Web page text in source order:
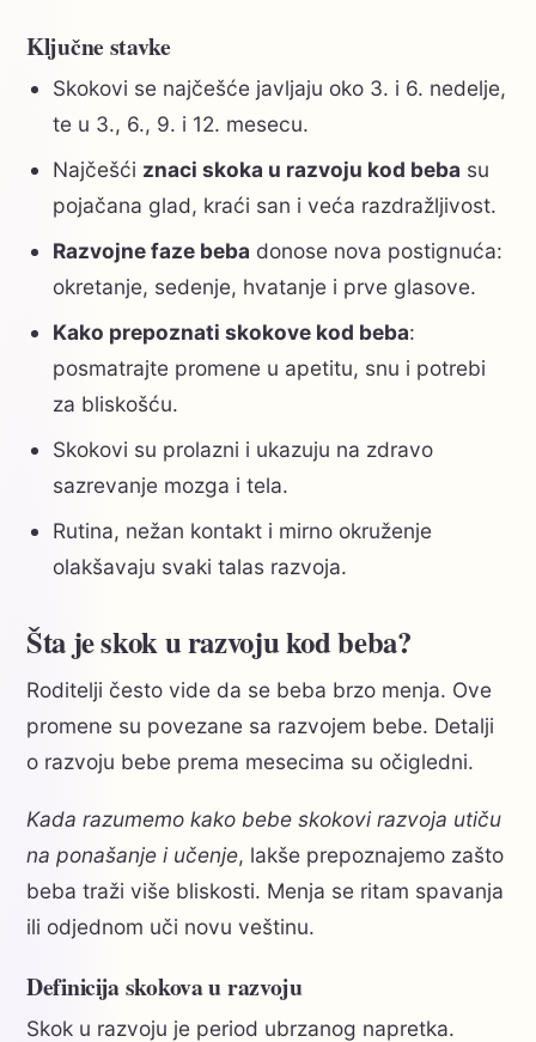
Ključne stavke
Skokovi se najčešće javljaju oko 3. i 6. nedelje,
te u 3., 6., 9. i 12. mesecu.
Najčešći znaci skoka u razvoju kod beba su
pojačana glad, kraći san i veća razdražljivost.
Razvojne faze beba donose nova postignuća:
okretanje, sedenje, hvatanje i prve glasove.
Kako prepoznati skokove kod beba:
posmatrajte promene u apetitu, snu i potrebi
za bliskošću.
Skokovi su prolazni i ukazuju na zdravo
sazrevanje mozga i tela.
Rutina, nežan kontakt i mirno okruženje
olakšavaju svaki talas razvoja.
Šta je skok u razvoju kod beba?
Roditelji često vide da se beba brzo menja. Ove
promene su povezane sa razvojem bebe. Detalji
o razvoju bebe prema mesecima su očigledni.
Kada razumemo kako bebe skokovi razvoja utiču
na ponašanje i učenje, lakše prepoznajemo zašto
beba traži više bliskosti. Menja se ritam spavanja
ili odjednom uči novu veštinu.
Definicija skokova u razvoju
Skok u razvoju je period ubrzanog napretka.